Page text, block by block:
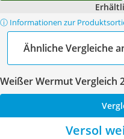
ⓘ Informationen zur
Ähnliche Vergleiche
Weißer Wermut Vergleich
Versol